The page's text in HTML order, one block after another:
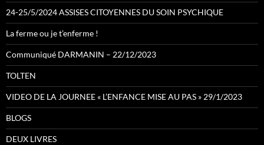
24-25/5/2024 ASSISES CITOYENNES DU SOIN PSYCHIQUE
La ferme ou je t’enferme !
Communiqué DARMANIN – 22/12/2023
TOLTEN
VIDEO DE LA JOURNEE « L’ENFANCE MISE AU PAS » 29/1/2023
BLOGS
DEUX LIVRES